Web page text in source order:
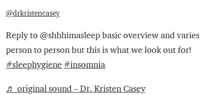
@drkristencasey
Reply to @shhhimasleep basic overview and varies
person to person but this is what we look out for!
#sleephygiene #insomnia
♬ original sound – Dr. Kristen Casey